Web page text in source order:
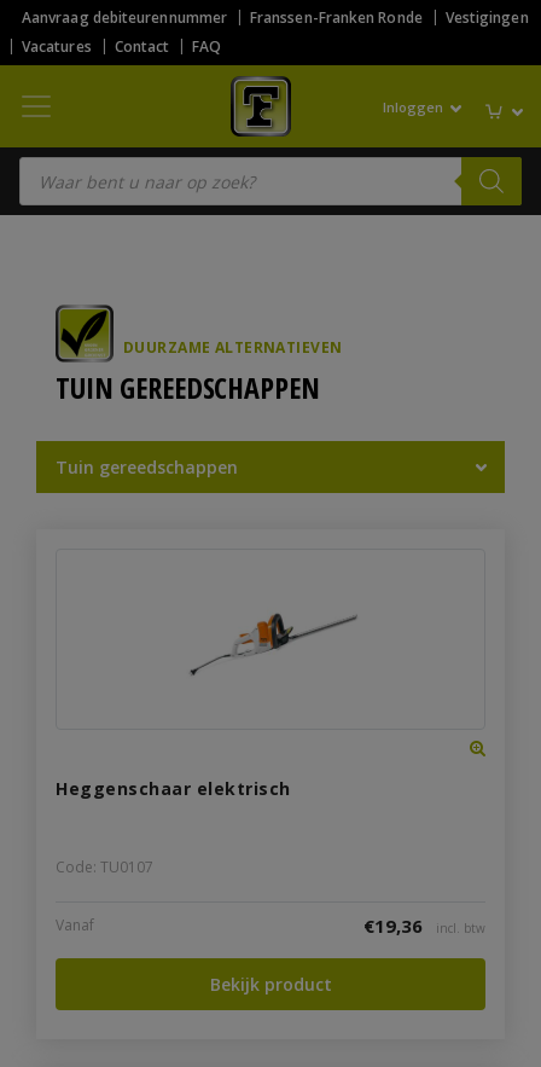
Aanvraag debiteurennummer Franssen-Franken Ronde
Vestigingen
Vacatures
Contact FAQ
Inloggen
Producten zoeken
DUURZAME ALTERNATIEVEN
TUIN GEREEDSCHAPPEN
Tuin gereedschappen
Heggenschaar elektrisch
Code: TU0107
Vanaf €19,36 incl. btw
Bekijk product